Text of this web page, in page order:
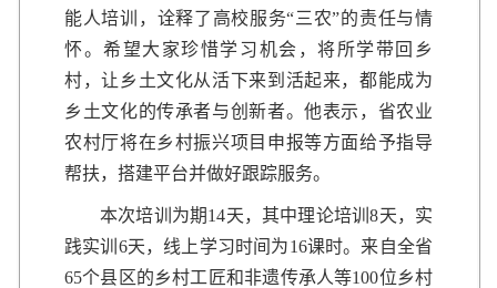
能人培训，诠释了高校服务“三农”的责任与情
怀。希望大家珍惜学习机会，将所学带回乡
村，让乡土文化从活下来到活起来，都能成为
乡土文化的传承者与创新者。他表示，省农业
农村厅将在乡村振兴项目申报等方面给予指导
帮扶，搭建平台并做好跟踪服务。
本次培训为期14天，其中理论培训8天，实
践实训6天，线上学习时间为16课时。来自全省
65个县区的乡村工匠和非遗传承人等100位乡村